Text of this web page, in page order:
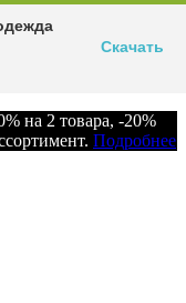
на 2 товара, -20%
Подробнее
Скачать